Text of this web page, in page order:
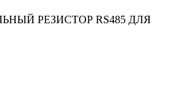
РЕЗИСТОР RS485 ДЛЯ